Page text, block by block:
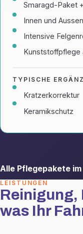
Smaragd-Paket
Innen und
Intensive
Kunststoffpflege
TYPISCHE
Kratzerkorrektur
Keramikschutz
Alle Pflegepakete
LEISTUNGEN
Reinigung,
was Ihr